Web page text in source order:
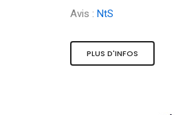
Avis : NtS
PLUS D'INFOS